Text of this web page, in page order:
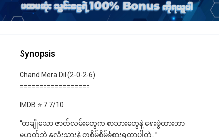
Synopsis
Chand Mera Dil (2-0-2-6)
==================
IMDB ⭐️ 7.7/10
“တချိုသော ဇာတ်လမ်းတွေက စာသားတွေနဲ့ ရေးဖွဲထားတာ
မဟုတ်ဘဲ နှလုံးသားနဲ့ တစိမ့်စိမ့်ခံစားရတာပါတဲ့…”